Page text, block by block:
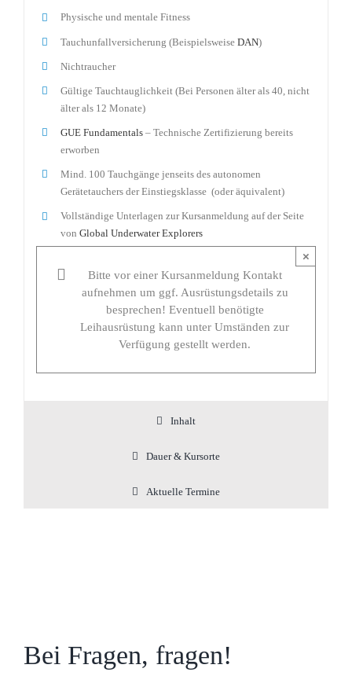
Physische und mentale Fitness
Tauchunfallversicherung (BeispielsweiseDAN)
Nichtraucher
Gültige Tauchtauglichkeit (Bei Personen älter als 40, nicht
älter als 12 Monate)
GUE Fundamentals – Technische Zertifizierung bereits
erworben
Mind. 100 Tauchgänge jenseits des autonomen
Gerätetauchers der Einstiegsklasse (oder äquivalent)
Vollständige Unterlagen zur Kursanmeldung auf der Seite
vonGlobal Underwater Explorers
Bitte vor einer Kursanmeldung Kontakt
aufnehmen um ggf. Ausrüstungsdetails zu
besprechen! Eventuell benötigte
Leihausrüstung kann unter Umständen zur
Verfügung gestellt werden.
×
Inhalt
Dauer & Kursorte
Aktuelle Termine
Bei Fragen, fragen!